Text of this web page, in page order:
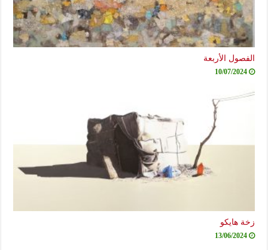
الأربعة
10/07/2024
هايكو
13/06/2024